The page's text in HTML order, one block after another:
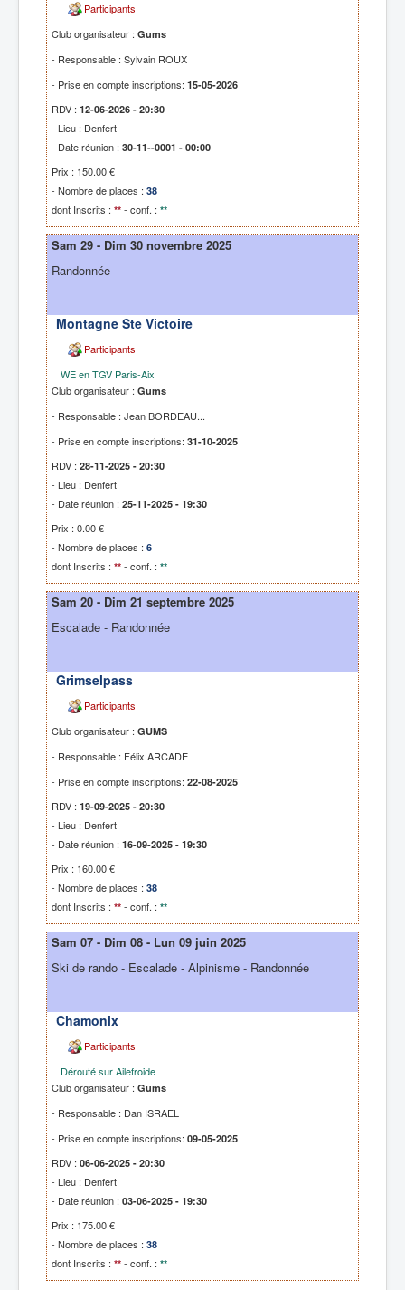
Participants
Club organisateur : Gums
- Responsable : Sylvain ROUX
- Prise en compte inscriptions: 15-05-2026
RDV : 12-06-2026 - 20:30
- Lieu : Denfert
- Date réunion : 30-11--0001 - 00:00
Prix : 150.00 €
- Nombre de places : 38
dont Inscrits : ** - conf. : **
Sam 29 - Dim 30 novembre 2025
Randonnée
Montagne Ste Victoire
Participants
WE en TGV Paris-Aix
Club organisateur : Gums
- Responsable : Jean BORDEAU...
- Prise en compte inscriptions: 31-10-2025
RDV : 28-11-2025 - 20:30
- Lieu : Denfert
- Date réunion : 25-11-2025 - 19:30
Prix : 0.00 €
- Nombre de places : 6
dont Inscrits : ** - conf. : **
Sam 20 - Dim 21 septembre 2025
Escalade - Randonnée
Grimselpass
Participants
Club organisateur : GUMS
- Responsable : Félix ARCADE
- Prise en compte inscriptions: 22-08-2025
RDV : 19-09-2025 - 20:30
- Lieu : Denfert
- Date réunion : 16-09-2025 - 19:30
Prix : 160.00 €
- Nombre de places : 38
dont Inscrits : ** - conf. : **
Sam 07 - Dim 08 - Lun 09 juin 2025
Ski de rando - Escalade - Alpinisme - Randonnée
Chamonix
Participants
Dérouté sur Ailefroide
Club organisateur : Gums
- Responsable : Dan ISRAEL
- Prise en compte inscriptions: 09-05-2025
RDV : 06-06-2025 - 20:30
- Lieu : Denfert
- Date réunion : 03-06-2025 - 19:30
Prix : 175.00 €
- Nombre de places : 38
dont Inscrits : ** - conf. : **